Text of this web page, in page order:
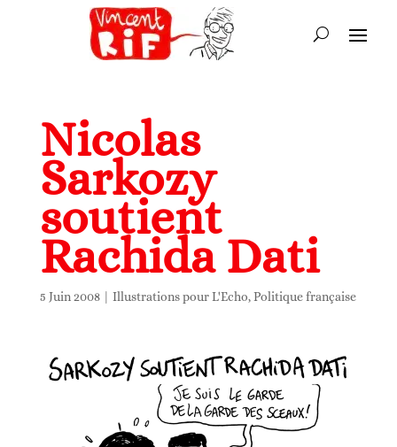
Nicolas
Sarkozy
soutient
Rachida Dati
5 Juin 2008| Illustrations pour L'Echo, Politique française